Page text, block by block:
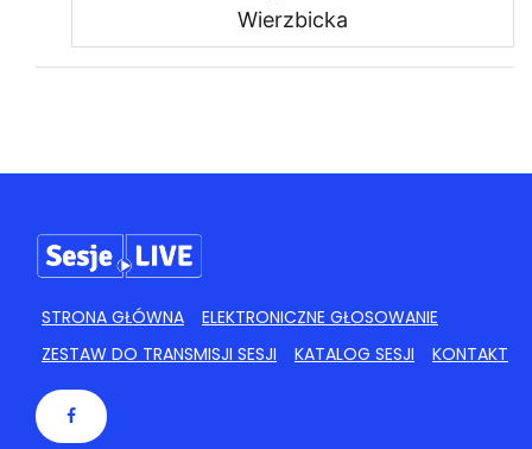
Wierzbicka
STRONA GŁÓWNA
ELEKTRONICZNE GŁOSOWANIE
ZESTAW DO TRANSMISJI SESJI
KATALOG SESJI KONTAKT